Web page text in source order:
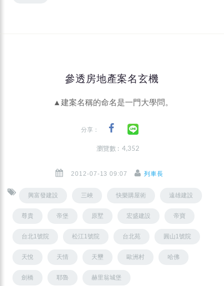
參透房地產案名玄機
▲建案名稱的命名是一門大學問。
分享：
瀏覽數 : 4,352
2012-07-13 09:07 列車長
興富發建設 三峽 快樂購屋術 遠雄建設
尊貴 帝堡 原墅 宏盛建設 帝寶
台北1號院 松江1號院 台北苑 圓山1號院
天悅 天情 天壐 歐洲村 哈佛
劍橋 耶魯 赫里翁城堡